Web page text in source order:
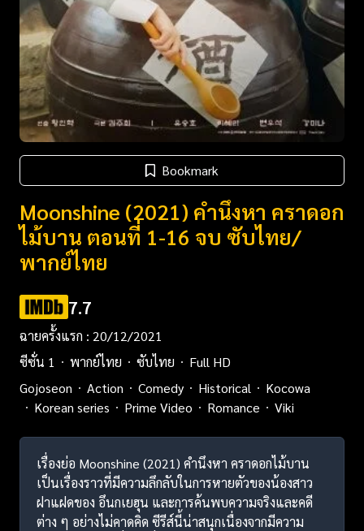
Bookmark
Moonshine (2021) คำนึงหา คราดอก
ไม้บาน ตอนที่ 1-16 จบ ซับไทย/
พากย์ไทย
7.7
ฉายครั้งแรก : 20/12/2021
ซีซั่น 1
พากย์ไทย ซับไทย
Full HD
Gojoseon
Action Comedy Historical
Kocowa
Korean series
Prime Video Romance Viki
เรื่องย่อ Moonshine (2021) คำนึงหา คราดอกไม้บาน
เป็นเรื่องราวที่มีความลึกลับในการหายตัวของน้องสาว
ฝาแฝดของ อึนกเยฮุน และการค้นพบความจริงและคดี
ต่าง ๆ อย่างไม่คาดคิด ซีรีส์นี้น่าสนุกเนื่องจากมีความ